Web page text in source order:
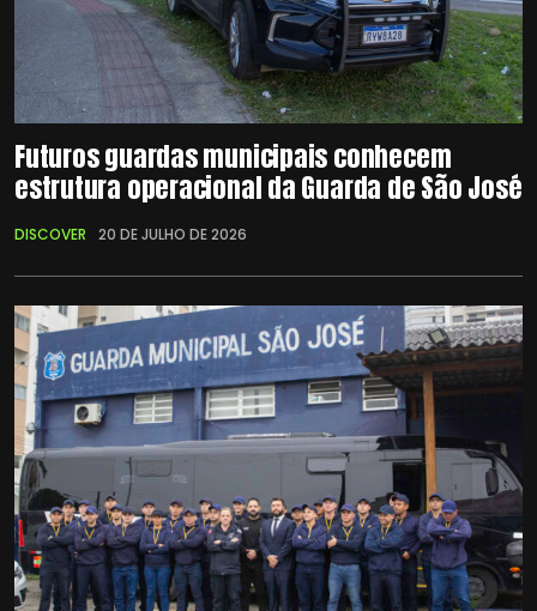
Futuros guardas municipais conhecem
estrutura operacional da Guarda de São José
DISCOVER 20 DE JULHO DE 2026